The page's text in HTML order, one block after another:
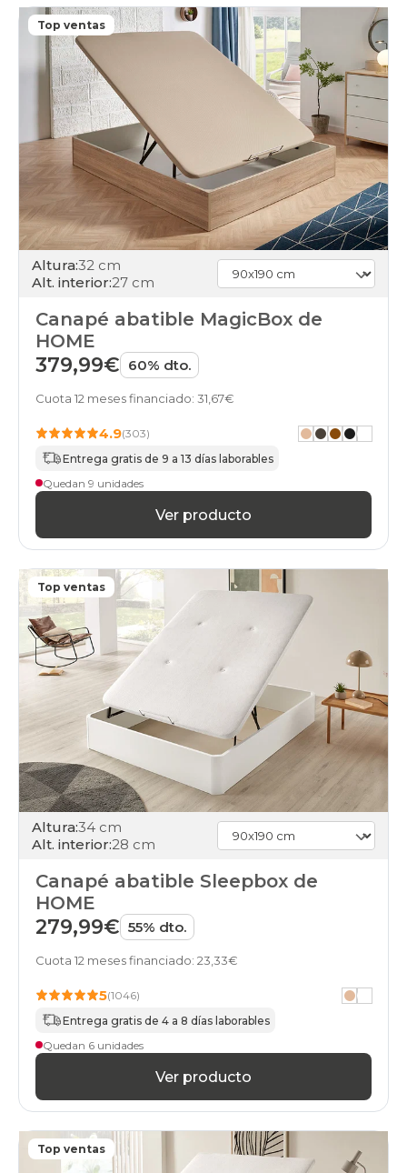
Top ventas
Altura:32 cm
Alt. interior:27 cm
Canapé abatible MagicBox de
HOME
379,99€ 60% dto.
Cuota 12 meses financiado: 31,67€
4.9(303)
Entrega gratis de 9 a 13 días laborables
Quedan 9 unidades
Ver producto
Top ventas
Altura:34 cm
Alt. interior:28 cm
Canapé abatible Sleepbox de
HOME
279,99€ 55% dto.
Cuota 12 meses financiado: 23,33€
5(1046)
Entrega gratis de 4 a 8 días laborables
Quedan 6 unidades
Ver producto
Top ventas